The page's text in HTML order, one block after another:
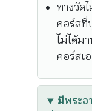
ทางวัด
คอร์สที่
ไม่ได้ม
คอร์สเ
มีพระอ